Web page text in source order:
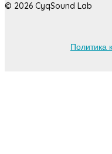
© 2026 CyqSound Lab
Политика